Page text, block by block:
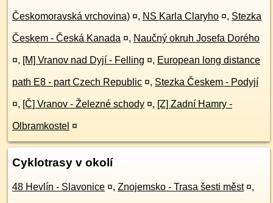
Českomoravská vrchovina) ¤, NS Karla Claryho ¤, Stezka
Českem - Česká Kanada ¤, Naučný okruh Josefa Dorého
¤, [M] Vranov nad Dyjí - Felling ¤, European long distance
path E8 - part Czech Republic ¤, Stezka Českem - Podyjí
¤, [Č] Vranov - Železné schody ¤, [Z] Zadní Hamry -
Olbramkostel ¤
Cyklotrasy v okolí
48 Hevlín - Slavonice ¤, Znojemsko - Trasa šesti měst ¤,